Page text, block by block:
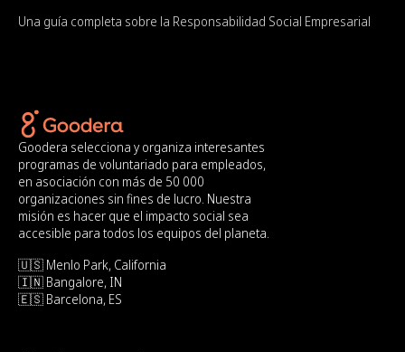
Una guía completa sobre la Responsabilidad Social Empresarial
Goodera selecciona y organiza interesantes
programas de voluntariado para empleados,
en asociación con más de 50 000
organizaciones sin fines de lucro. Nuestra
misión es hacer que el impacto social sea
accesible para todos los equipos del planeta.
🇺🇸 Menlo Park, California
🇮🇳 Bangalore, IN
🇪🇸 Barcelona, ES